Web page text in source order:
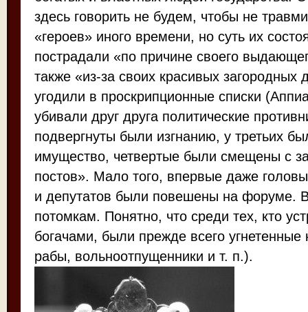
здесь говорить не будем, чтобы не
«героев» иного времени, но суть их
пострадали «по причине своего
также «из-за своих красивых
угодили в проскрипционные списки
убивали друг друга политические
подвергнуты были изгнанию, у третьих
имущество, четвертые были смещены с
постов». Мало того, впервые даже
и депутатов были повешены на форуме.
потомкам. Понятно, что среди тех, кто
богачами, были прежде всего
рабы, вольноотпущенники и т. п.).